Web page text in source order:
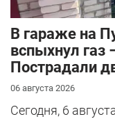
В гараже на
вспыхнул газ
Пострадали
06 августа 2026
Сегодня, 6